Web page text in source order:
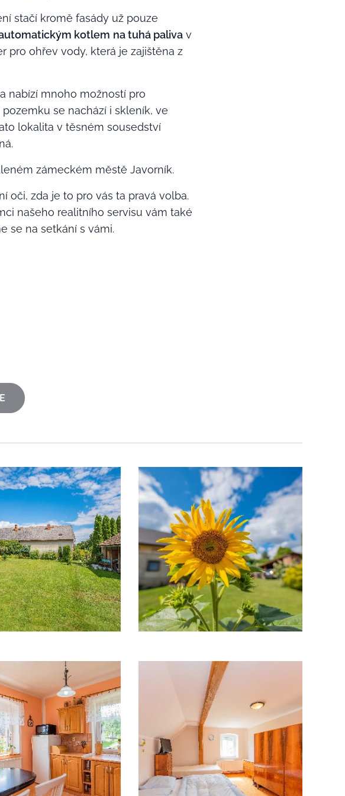
stačí kromě fasády už pouze
kotlem na tuhá paliva v
pro ohřev vody, která je zajištěna z
a nabízí mnoho možností pro
se nachází i skleník, ve
lokalita v těsném sousedství
zámeckém městě Javorník.
oči, zda je to pro vás ta pravá volba.
našeho realitního servisu vám také
se na setkání s vámi.